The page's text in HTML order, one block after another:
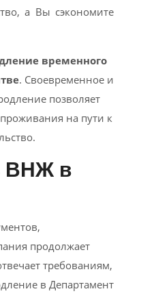
а Вы сэкономите
временного
. Своевременное и
позволяет
на пути к
ВНЖ в
продолжает
требованиям,
в Департамент